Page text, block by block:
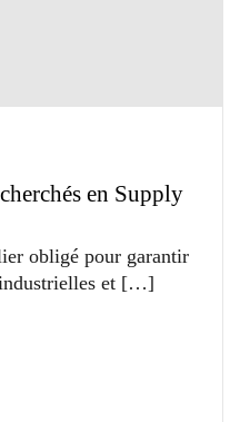
en Supply
obligé pour garantir
et